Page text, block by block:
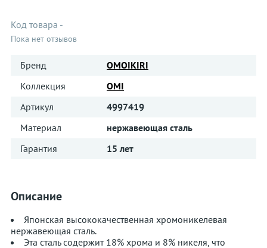
Код товара -
Пока нет отзывов
Бренд
OMOIKIRI
Коллекция
OMI
Артикул
4997419
Материал
нержавеющая сталь
Гарантия
15 лет
Описание
Японская высококачественная хромоникелевая
нержавеющая сталь.
Эта сталь содержит 18% хрома и 8% никеля, что